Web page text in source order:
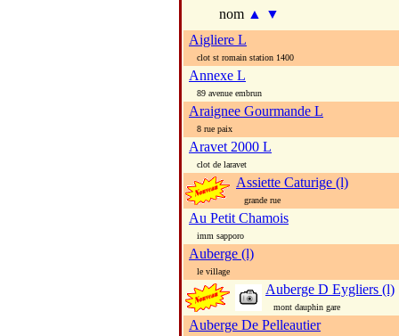
nom ▲
▼
Aigliere L
clot st romain station 1400
Annexe L
89 avenue embrun
Araignee Gourmande L
8 rue paix
Aravet 2000 L
clot de laravet
Assiette Caturige (l)
grande rue
Au Petit Chamois
imm sapporo
Auberge (l)
le village
Auberge D Eygliers (l)
mont dauphin gare
Auberge De Pelleautier